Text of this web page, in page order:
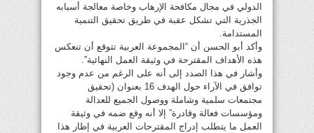
الدولي في مجال مكافحة الإرهاب وخاصة معالجة أسبابه
الجذرية التي تشكل عقبة في طريق تحقيق التنمية
المستدامة.
وأكد أبو الحسن أن “المجموعة العربية تتوقع أن تنعكس
هذه الأهداف المقترحة في وثيقة العمل النهائية”.
وأشار في هذا الصدد إلى أنه على الرغم من عدم وجود
توافق في الآراء حول الهدف 16 بعنوان (تحقيق
مجتمعات سلمية وشاملة ووصول الجميع للعدالة
ومؤسسات فعالة وقادرة” إلا أنه وقع ضمه في وثيقة
العمل ما يتطلب إدراج المقترحات العربية في إطار هذا